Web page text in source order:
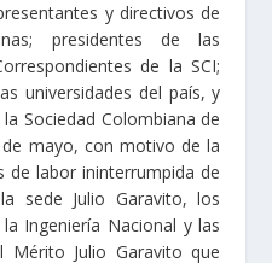
y directivos de
presidentes de las
de la SCI;
universidades del país, y
Sociedad Colombiana de
mayo, con motivo de la
de labor ininterrumpida de
sede Julio Garavito, los
Ingeniería Nacional y las
Mérito Julio Garavito que